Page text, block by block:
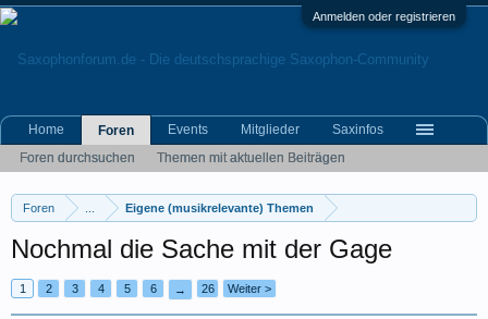
Anmelden oder registrieren
Foren Eigene (musikrelevante) Themen
Nochmal die Sache mit der Gage
1 2 3 4 5 6 → 26 Weiter >
Home
Foren
Foren durchsuchen
Themen mit aktuellen Beiträgen
Events Mitglieder Saxinfos